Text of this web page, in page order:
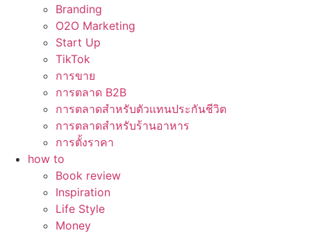
Branding
O2O Marketing
Start Up
TikTok
การขาย
การตลาด B2B
การตลาดสำหรับตัวแทนประกันชีวิต
การตลาดสำหรับร้านอาหาร
การตั้งราคา
how to
Book review
Inspiration
Life Style
Money